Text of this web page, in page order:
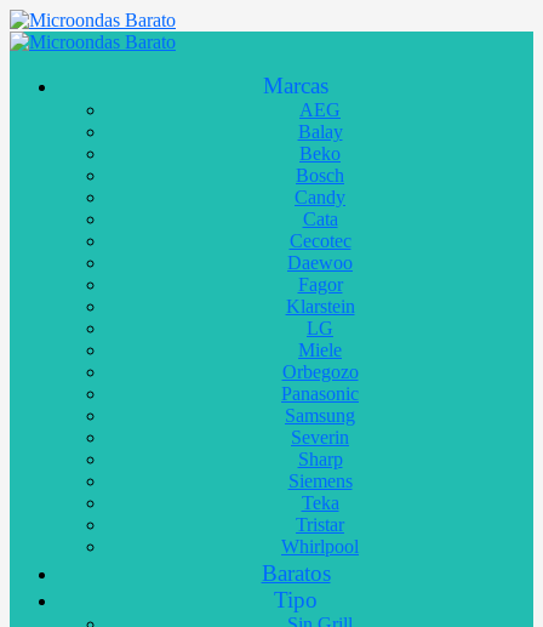
Marcas
AEG
Balay
Beko
Bosch
Candy
Cata
Cecotec
Daewoo
Fagor
Klarstein
LG
Miele
Orbegozo
Panasonic
Samsung
Severin
Sharp
Siemens
Teka
Tristar
Whirlpool
Baratos
Tipo